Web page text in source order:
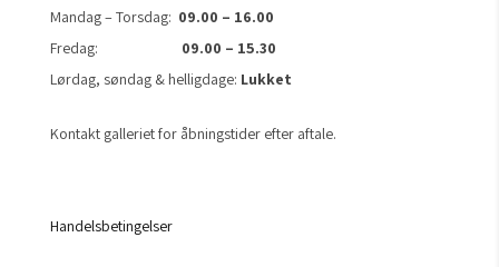
Mandag – Torsdag: 09.00 – 16.00
Fredag: 09.00 – 15.30
Lørdag, søndag & helligdage: Lukket
Kontakt galleriet for åbningstider efter aftale.
Handelsbetingelser